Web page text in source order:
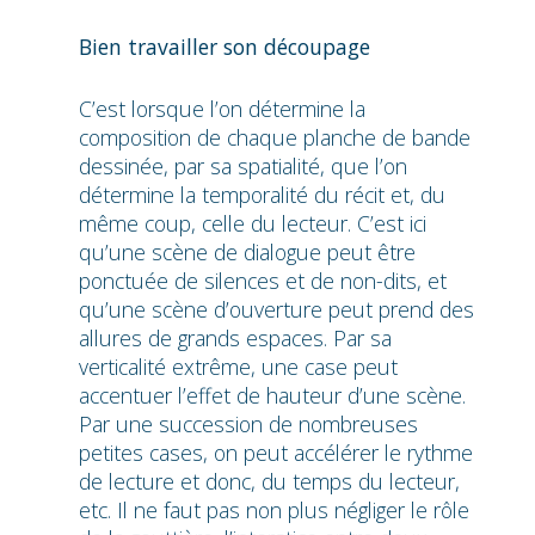
Bien travailler son découpage
C’est lorsque l’on détermine la
composition de chaque planche de bande
dessinée, par sa spatialité, que l’on
détermine la temporalité du récit et, du
même coup, celle du lecteur. C’est ici
qu’une scène de dialogue peut être
ponctuée de silences et de non-dits, et
qu’une scène d’ouverture peut prend des
allures de grands espaces. Par sa
verticalité extrême, une case peut
accentuer l’effet de hauteur d’une scène.
Par une succession de nombreuses
petites cases, on peut accélérer le rythme
de lecture et donc, du temps du lecteur,
etc. Il ne faut pas non plus négliger le rôle